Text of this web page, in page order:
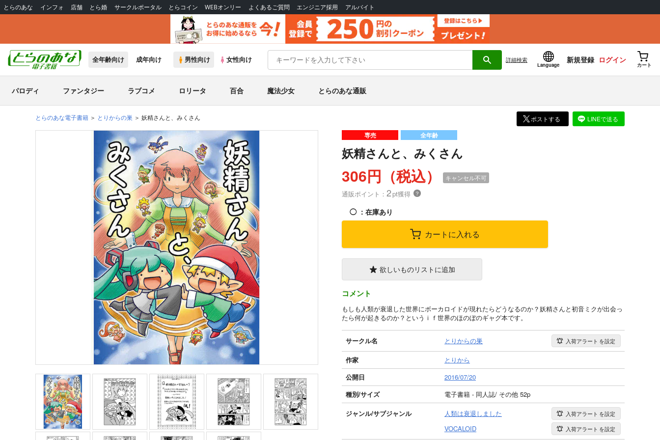
とらのあな インフォ 店舗 とら婚 サークルポータル とらコイン WEBオンリー よくあるご質問 エンジニア採用 アルバイト
全年齢向け 成年向け 男性向け 女性向け 詳細検索
Language
新規登録 ログイン
カート
パロディ ファンタジー ラブコメ ロリータ 百合 魔法少女 とらのあな通販
とらのあな電子書籍 とりからの巣 妖精さんと、みくさん ポストする LINEで送る
専売 全年齢
妖精さんと、みくさん
306円（税込） キャンセル不可
通販ポイント： 2pt獲得 ？
◯ ：在庫あり
カートに入れる
欲しいものリストに追加
コメント
もしも人類が衰退した世界にボーカロイドが現れたらどうなるのか？妖精さんと初音ミクが出会っ
たら何が起きるのか？というｉｆ世界のほのぼのギャグ本です。
サークル名 とりからの巣 入荷アラート を設定
作家
とりから
公開日
2016/07/20
種別/サイズ
電子書籍 - 同人誌/ その他 52p
ジャンル/サブジャンル 人類は衰退しました 入荷アラート を設定
VOCALOID 入荷アラート を設定